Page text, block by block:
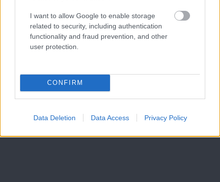
I want to allow Google to enable storage
related to security, including authentication
functionality and fraud prevention, and other
user protection.
CONFIRM
Data Deletion Data Access Privacy Policy